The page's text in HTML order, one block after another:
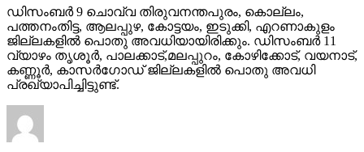
ഡിസംബര്‍ 9 ചൊവ്വ തിരുവനന്തപുരം, കൊല്ലം,
പത്തനംതിട്ട, ആലപ്പുഴ, കോട്ടയം, ഇടുക്കി, എറണാകുളം
ജില്ലകളില്‍ പൊതു അവധിയായിരിക്കും. ഡിസംബര്‍ 11
വ്യാഴം തൃശൂര്‍, പാലക്കാട്,മലപ്പുറം, കോഴിക്കോട്, വയനാട്,
കണ്ണൂര്‍, കാസര്‍ഗോഡ് ജില്ലകളില്‍ പൊതു അവധി
പ്രഖ്യാപിച്ചിട്ടുണ്ട്.